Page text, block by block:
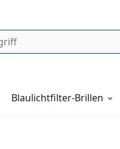
Blaulichtfilter-Brillen